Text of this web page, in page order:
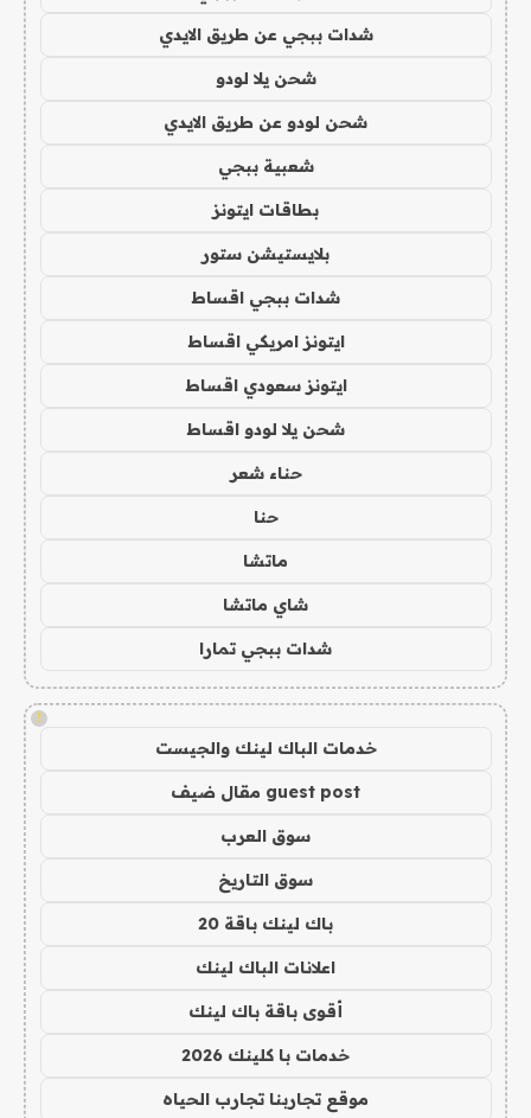
شدات ببجي عن طريق الايدي
شحن يلا لودو
شحن لودو عن طريق الايدي
شعبية ببجي
بطاقات ايتونز
بلايستيشن ستور
شدات ببجي اقساط
ايتونز امريكي اقساط
ايتونز سعودي اقساط
شحن يلا لودو اقساط
حناء شعر
حنا
ماتشا
شاي ماتشا
شدات ببجي تمارا
!
خدمات الباك لينك والجيست
guest post مقال ضيف
سوق العرب
سوق التاريخ
باك لينك باقة 20
اعلانات الباك لينك
أقوى باقة باك لينك
خدمات با كلينك 2026
موقع تجاربنا تجارب الحياه